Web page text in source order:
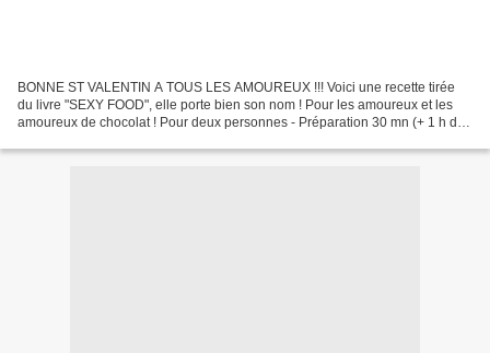
BONNE ST VALENTIN A TOUS LES AMOUREUX !!! Voici une recette tirée
du livre "SEXY FOOD", elle porte bien son nom ! Pour les amoureux et les
amoureux de chocolat ! Pour deux personnes - Préparation 30 mn (+ 1 h de